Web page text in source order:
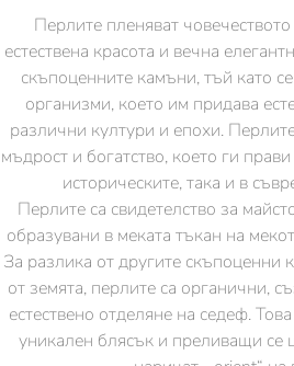
Перлите пленяват
естествена красота и вечна
скъпоценните камъни, тъй като
организми, което им придава
различни култури и епохи.
мъдрост и богатство, което ги
историческите, така и в
Перлите са свидетелство за
образувани в меката тъкан на
За разлика от другите скъпоценни
от земята, перлите са органични,
естествено отделяне на седеф.
уникален блясък и преливащи се